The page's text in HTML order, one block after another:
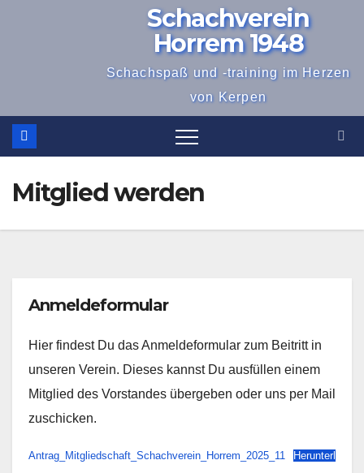
Schachverein
Horrem 1948
Schachspaß und -training im Herzen
von Kerpen
Mitglied werden
Anmeldeformular
Hier findest Du das Anmeldeformular zum Beitritt in
unseren Verein. Dieses kannst Du ausfüllen einem
Mitglied des Vorstandes übergeben oder uns per Mail
zuschicken.
Antrag_Mitgliedschaft_Schachverein_Horrem_2025_11
Herunterl